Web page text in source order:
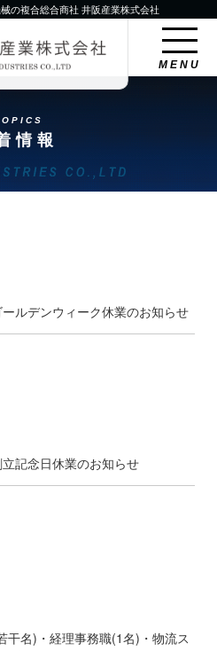
の複合総合商社 井阪産業株式会社
MENU
情報
ールデンウィーク休業のお知らせ
記念日休業のお知らせ
干名)・経理事務職(1名)・物流ス